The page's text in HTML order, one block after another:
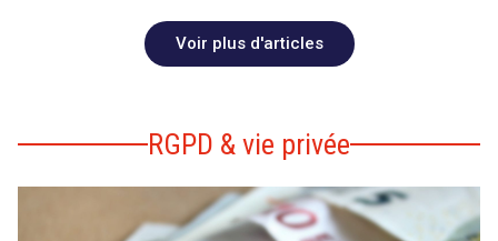
Voir plus d'articles
RGPD & vie privée